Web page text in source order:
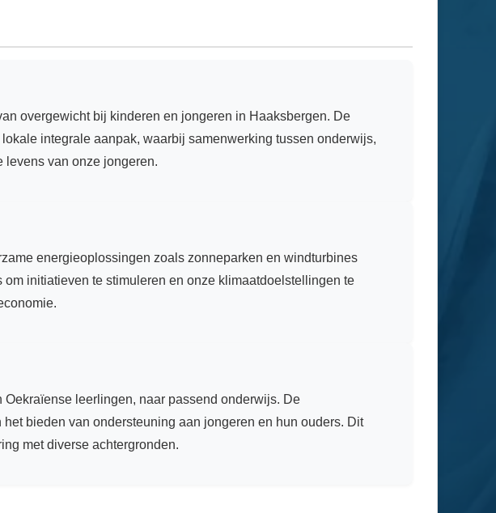
overgewicht bij kinderen en jongeren in Haaksbergen. De
integrale aanpak, waarbij samenwerking tussen onderwijs,
levens van onze jongeren.
energieoplossingen zoals zonneparken en windturbines
initiatieven te stimuleren en onze klimaatdoelstellingen te
leerlingen, naar passend onderwijs. De
bieden van ondersteuning aan jongeren en hun ouders. Dit
met diverse achtergronden.